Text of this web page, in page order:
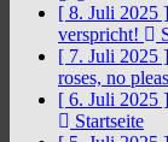
[ 8. Juli 2025 ]
verspricht!
[ 7. Juli 2025 ]
roses, no
[ 6. Juli 2025 ]
Startseite